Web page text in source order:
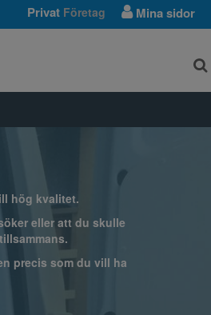
Mina sidor
Privat Företag
hög kvalitet.
eller att du skulle
precis som du vill ha